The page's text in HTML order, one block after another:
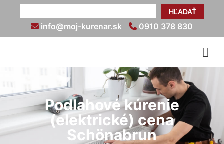
HĽADAŤ
info@moj-kurenar.sk 0910 378 830
Podlahové kúrenie
(elektrické) cena
Schönabrun